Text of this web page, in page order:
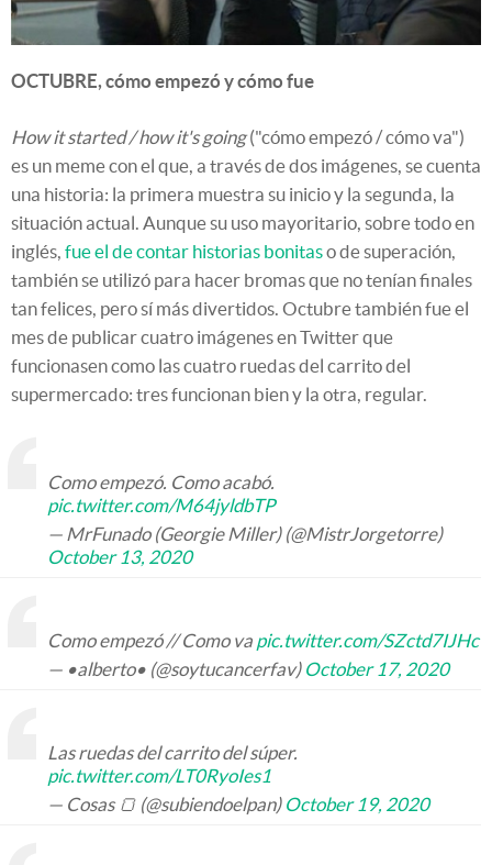
OCTUBRE, cómo empezó y cómo fue
How it started / how it's going("cómo empezó / cómo va")
es un meme con el que, a través de dos imágenes, se cuenta
una historia: la primera muestra su inicio y la segunda, la
situación actual. Aunque su uso mayoritario, sobre todo en
inglés, fue el de contar historias bonitaso de superación,
también se utilizó para hacer bromas que no tenían finales
tan felices, pero sí más divertidos. Octubre también fue el
mes de publicar cuatro imágenes en Twitter que
funcionasen como las cuatro ruedas del carrito del
supermercado: tres funcionan bien y la otra, regular.
Como empezó. Como acabó.
pic.twitter.com/M64jyldbTP
— MrFunado (Georgie Miller) (@MistrJorgetorre)
October 13, 2020
Como empezó // Como va pic.twitter.com/SZctd7IJHc
— •alberto• (@soytucancerfav) October 17, 2020
Las ruedas del carrito del súper.
pic.twitter.com/LT0RyoIes1
— Cosas 🍞 (@subiendoelpan) October 19, 2020